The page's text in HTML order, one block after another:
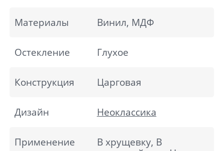
Материалы Винил, МДФ
Остекление Глухое
Конструкция Царговая
Дизайн Неоклассика
Применение
В хрущевку, В